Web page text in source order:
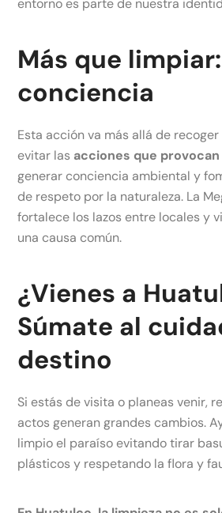
entorno es parte de nuestra
Más que
conciencia
Esta acción va más allá de
evitar las acciones que provocan
generar conciencia ambiental y
de respeto por la naturaleza. La
fortalece los lazos entre locales y
una causa común.
¿Vienes a
Súmate al
destino
Si estás de visita o planeas venir,
actos generan grandes cambios.
limpio el paraíso evitando tirar
plásticos y respetando la flora y